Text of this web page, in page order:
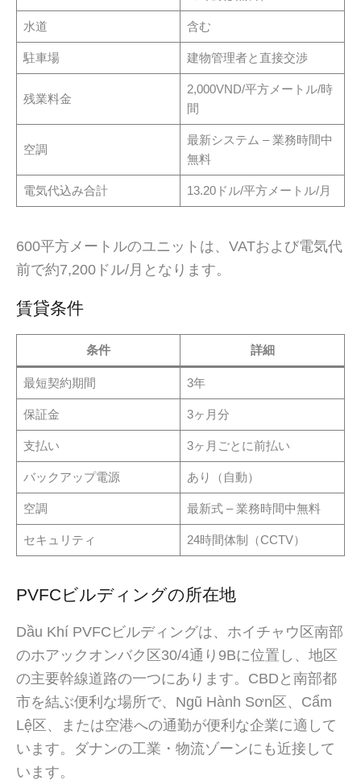
水道 含む
駐車場 建物管理者と直接交渉
残業料金
2,000VND/平方メートル/時
間
空調
最新システム – 業務時間中
無料
電気代込み合計 13.20ドル/平方メートル/月
600平方メートルのユニットは、VATおよび電気代
前で約7,200ドル/月となります。
賃貸条件
条件 詳細
最短契約期間 3年
保証金 3ヶ月分
支払い 3ヶ月ごとに前払い
バックアップ電源 あり（自動）
空調 最新式 – 業務時間中無料
セキュリティ 24時間体制（CCTV）
PVFCビルディングの所在地
Dầu Khí PVFCビルディングは、ホイチャウ区南部
のホアックオンバク区30/4通り9Bに位置し、地区
の主要幹線道路の一つにあります。CBDと南部都
市を結ぶ便利な場所で、Ngũ Hành Sơn区、Cẩm
Lệ区、または空港への通勤が便利な企業に適して
います。ダナンの工業・物流ゾーンにも近接して
います。